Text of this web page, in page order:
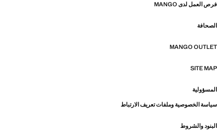
فرص العمل لدى MANGO
الصحافة
MANGO OUTLET
SITE MAP
المسؤولية
سياسة الخصوصية وملفات تعريف الارتباط
البنود والشروط